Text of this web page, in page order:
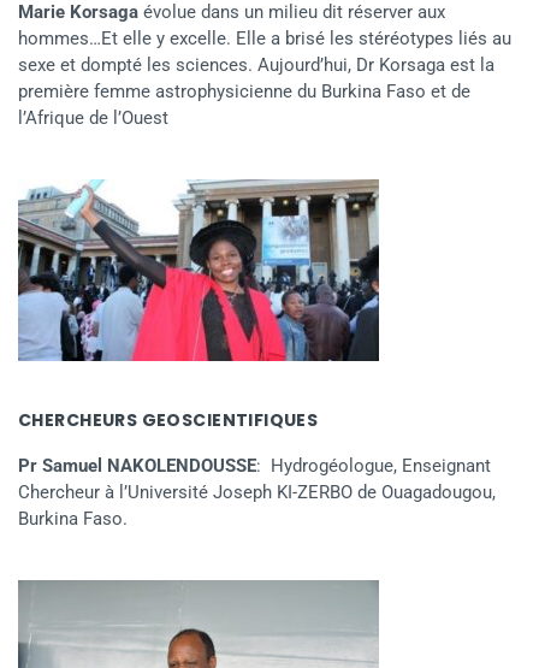
Marie Korsaga évolue dans un milieu dit réserver aux
hommes…Et elle y excelle. Elle a brisé les stéréotypes liés au
sexe et dompté les sciences. Aujourd’hui, Dr Korsaga est la
première femme astrophysicienne du Burkina Faso et de
l’Afrique de l’Ouest
CHERCHEURS GEOSCIENTIFIQUES
Pr Samuel NAKOLENDOUSSE: Hydrogéologue, Enseignant
Chercheur à l’Université Joseph KI-ZERBO de Ouagadougou,
Burkina Faso.